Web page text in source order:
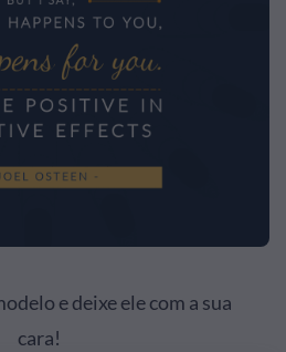
e deixe ele com a sua
cara!